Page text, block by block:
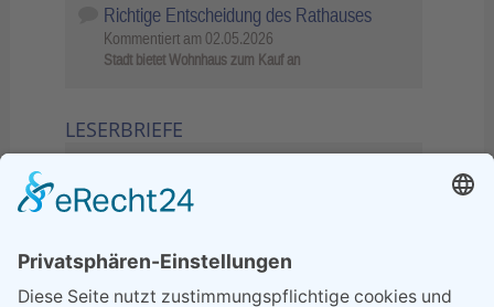
Richtige Entscheidung des Rathauses
Kommentiert am 02.05.2026
Stadt bietet Wohnhaus zum Kauf an
LESERBRIEFE
Sperrung B455: Kleiner
Grenzverkehr statt weite Wege
21.04.2026
Wenn Bahn-Computer nicht
miteinander kommunizieren